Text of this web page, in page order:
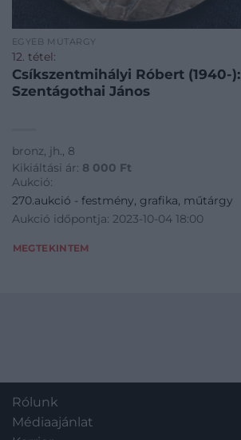
EGYÉB MŰTÁRGY
12. tétel:
Csíkszentmihályi Róbert (1940-):
Szentágothai János
bronz, jh., 8
Kikiáltási ár: 8 000 Ft
Aukció:
270.aukció - festmény, grafika, műtárgy
Aukció időpontja: 2023-10-04 18:00
MEGTEKINTEM
Rólunk
Médiaajánlat